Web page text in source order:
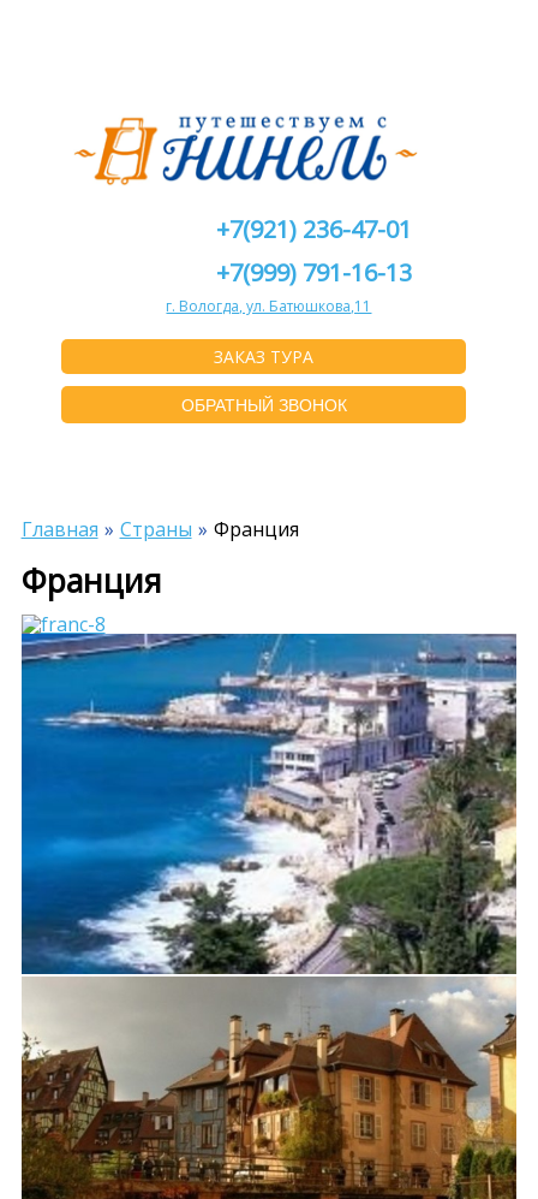
ЗАКАЗ ТУРА
ОБРАТНЫЙ ЗВОНОК
+7(921) 236-47-01
+7(999) 791-16-13
г. Вологда, ул. Батюшкова,11
Главная Страны Франция
Франция